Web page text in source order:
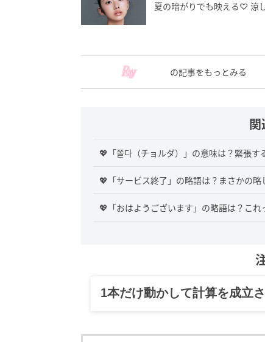
夏の暗がりでも映える♡ 涼
の記事をもっとみる
💖「쫄다（チョルダ）」の意味は？緊張
💖「サービス終了」の略語は？まさかの略
💖「おはようございます」の略語は？これ
1本だけ動かして計算を成立